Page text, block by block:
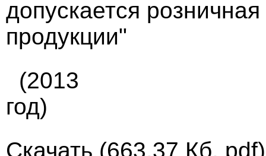
допускается
продукции"
(2013
год)
Скачать (663.37 Кб,